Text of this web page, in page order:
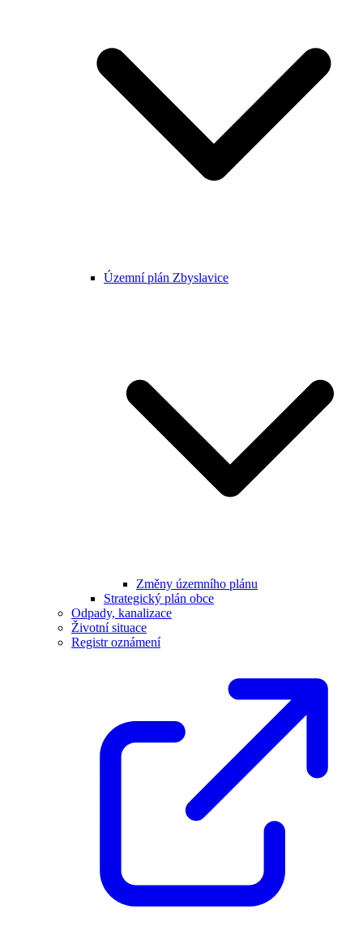
Územní plán Zbyslavice
Změny územního plánu
Strategický plán obce
Odpady, kanalizace
Životní situace
Registr oznámení